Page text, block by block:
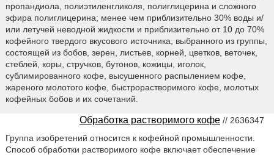
пропандиола, полиэтиленгликоля, полиглицерина и сложного
эфира полиглицерина; менее чем приблизительно 30% воды и/
или летучей неводной жидкости и приблизительно от 10 до 70%
кофейного твердого вкусового источника, выбранного из группы,
состоящей из бобов, зерен, листьев, корней, цветков, веточек,
стеблей, коры, стручков, бутонов, кожицы, иголок,
сублимированного кофе, высушенного распылением кофе,
жареного молотого кофе, быстрорастворимого кофе, молотых
кофейных бобов и их сочетаний.
Обработка растворимого кофе // 2636347
Группа изобретений относится к кофейной промышленности.
Способ обработки растворимого кофе включает обеспечение